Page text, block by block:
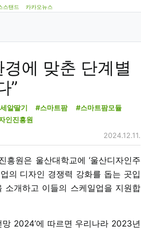
스탠드 카카오뉴스
에 맞춘 단계별
”
알딸기 #스마트팜
#스마트팜모듈
인진흥원
2024.12.11.
원은 울산대학교에 ‘울산디자인주
의 디자인 경쟁력 강화를 돕는 곳입
소개하고 이들의 스케일업을 지원합
2024’에 따르면 우리나라 2023년